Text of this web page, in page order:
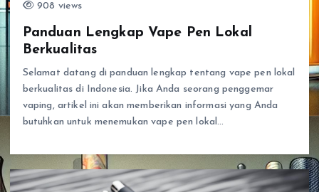
908 views
Panduan Lengkap Vape Pen Lokal
Berkualitas
Selamat datang di panduan lengkap tentang vape pen lokal
berkualitas di Indonesia. Jika Anda seorang penggemar
vaping, artikel ini akan memberikan informasi yang Anda
butuhkan untuk menemukan vape pen lokal…